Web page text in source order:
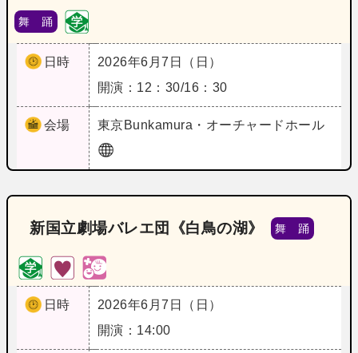
舞 踊
日時
2026年6月7日（日）
開演：12：30/16：30
会場 東京Bunkamura・オーチャードホール
新国立劇場バレエ団《白鳥の湖》 舞 踊
日時
2026年6月7日（日）
開演：14:00